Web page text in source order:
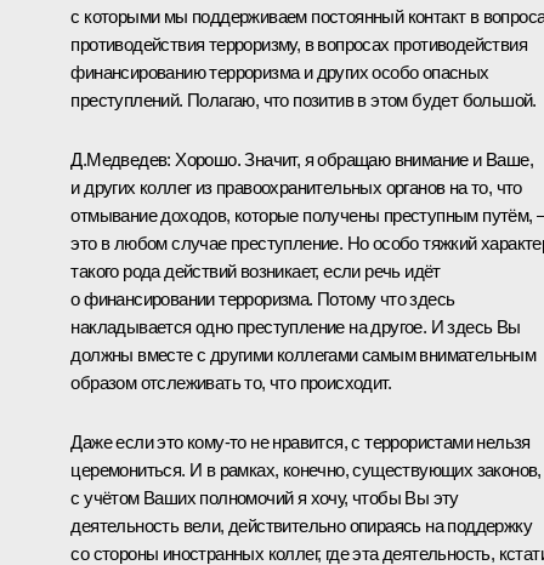
с которыми мы поддерживаем постоянный контакт в
противодействия терроризму, в вопросах противодействия
финансированию терроризма и других особо опасных
преступлений. Полагаю, что позитив в этом будет большой.
Д.Медведев: Хорошо. Значит, я обращаю внимание и Ваше,
и других коллег из правоохранительных органов на то, что
отмывание доходов, которые получены преступным путём,
это в любом случае преступление. Но особо тяжкий
такого рода действий возникает, если речь идёт
о финансировании терроризма. Потому что здесь
накладывается одно преступление на другое. И здесь Вы
должны вместе с другими коллегами самым внимательным
образом отслеживать то, что происходит.
Даже если это кому‑то не нравится, с террористами нельзя
церемониться. И в рамках, конечно, существующих законов,
с учётом Ваших полномочий я хочу, чтобы Вы эту
деятельность вели, действительно опираясь на поддержку
со стороны иностранных коллег, где эта деятельность,